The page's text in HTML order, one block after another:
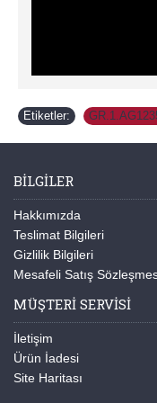
Etiketler:
BILGILER
Hakkımızda
Teslimat Bilgileri
Gizlilik Bilgileri
Mesafeli Satış
MÜŞTERI SERVISI
İletişim
Ürün İadesi
Site Haritası